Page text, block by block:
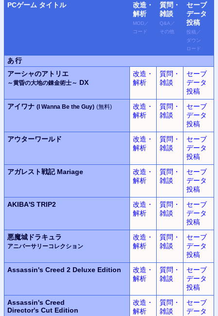
PCゲーム タイトル
改造・
解析
MOD ／
コード
質問・
雑談
Q&A ／
その他
セーブ
データ
投稿
投稿 ／
ダウン
ロード
あ行
アーシャのアトリエ
～黄昏の大地の錬金術士～ DX
改造・
解析
質問・
雑談
セーブ
データ
投稿
アイワナ (I Wanna Be the Guy) (無料)
改造・
解析
質問・
雑談
セーブ
データ
投稿
アウターワールド
改造・
解析
質問・
雑談
セーブ
データ
投稿
アガレスト戦記 Mariage
改造・
解析
質問・
雑談
セーブ
データ
投稿
AKIBA'S TRIP2
改造・
解析
質問・
雑談
セーブ
データ
投稿
悪魔城ドラキュラ
アニバーサリーコレクション
改造・
解析
質問・
雑談
セーブ
データ
投稿
Assassin's Creed 2 Deluxe Edition
改造・
解析
質問・
雑談
セーブ
データ
投稿
Assassin's Creed
Director's Cut Edition
改造・
解析
質問・
雑談
セーブ
データ